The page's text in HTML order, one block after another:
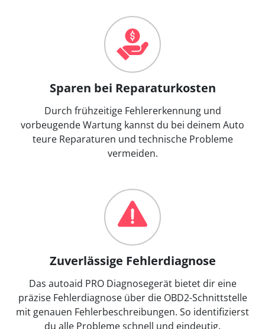
Sparen bei Reparaturkosten
Durch frühzeitige Fehlererkennung und
vorbeugende Wartung kannst du bei deinem Auto
teure Reparaturen und technische Probleme
vermeiden.
Zuverlässige Fehlerdiagnose
Das autoaid PRO Diagnosegerät bietet dir eine
präzise Fehlerdiagnose über die OBD2-Schnittstelle
mit genauen Fehlerbeschreibungen. So identifizierst
du alle Probleme schnell und eindeutig.